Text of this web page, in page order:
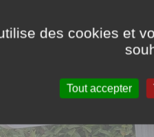
des cookies et
Tout accepter